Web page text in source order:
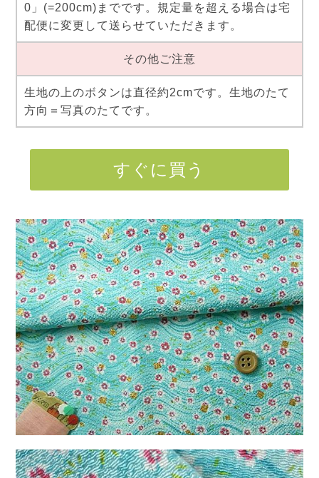
0」(=200cm)までです。規定量を超える場合は宅
配便に変更して送らせていただきます。
その他ご注意
生地の上のボタンは直径約2cmです。生地のたて
方向＝写真のたてです。
すぐに買う